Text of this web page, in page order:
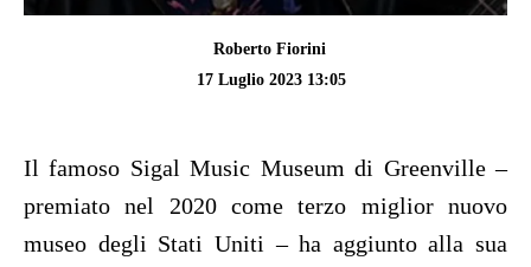
Roberto Fiorini
17 Luglio 2023 13:05
Il famoso Sigal Music Museum di Greenville –
premiato nel 2020 come terzo miglior nuovo
museo degli Stati Uniti – ha aggiunto alla sua